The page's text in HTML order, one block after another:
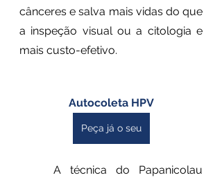
cânceres e salva mais vidas do que
a inspeção visual ou a citologia e
mais custo-efetivo.
Autocoleta HPV
Peça já o seu